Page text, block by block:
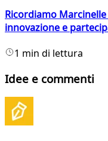
Ricordiamo
innovazione e
1 min di lettura
Idee e commenti